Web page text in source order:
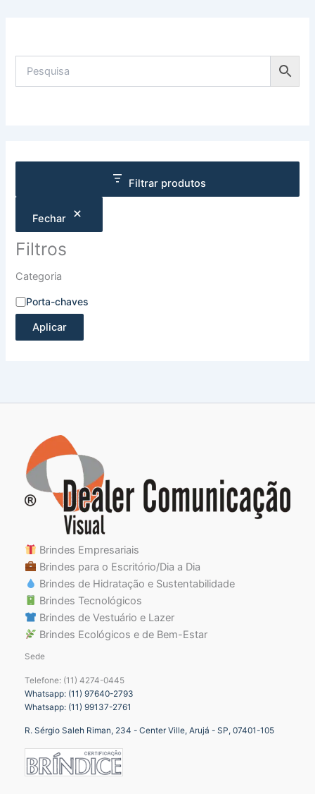
Filtrar produtos
Fechar
Filtros
Categoria
Porta-chaves
Aplicar
Brindes Empresariais
Brindes para o Escritório/Dia a Dia
Brindes de Hidratação e Sustentabilidade
Brindes Tecnológicos
Brindes de Vestuário e Lazer
Brindes Ecológicos e de Bem-Estar
Sede
Telefone: (11) 4274-0445
Whatsapp: (11) 97640-2793
Whatsapp: (11) 99137-2761
R. Sérgio Saleh Riman, 234 - Center Ville, Arujá - SP, 07401-105